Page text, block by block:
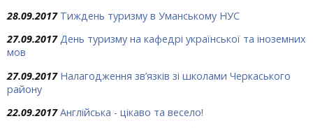
28.09.2017 Тиждень туризму в Уманському НУС
27.09.2017 День туризму на кафедрі української та іноземних
мов
27.09.2017 Налагодження зв’язків зі школами Черкаського
району
22.09.2017 Англійська - цікаво та весело!